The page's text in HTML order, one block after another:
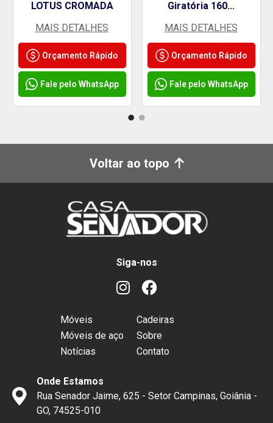
LOTUS CROMADA
MAIS DETALHES
Orçamento Rápido
Fale pelo WhatsApp
Giratória 160...
MAIS DETALHES
Orçamento Rápido
Fale pelo WhatsApp
Voltar ao topo
Siga-nos
Móveis
Cadeiras
Móveis de aço
Sobre
Notícias
Contato
Onde Estamos
Rua Senador Jaime, 625 - Setor Campinas, Goiânia -
GO, 74525-010